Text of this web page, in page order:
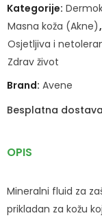
Kategorije:
Masna koža (Akne),
Osjetljiva i
Zdrav život
Brand: Avene
Besplatna
OPIS
Mineralni fluid za
prikladan za kožu